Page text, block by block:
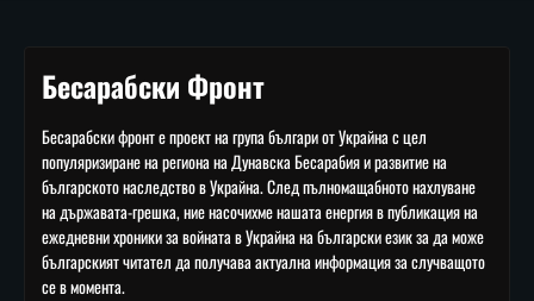
Бесарабски Фронт
Бесарабски фронт е проект на група българи от Украйна с цел
популяризиране на региона на Дунавска Бесарабия и развитие на
българското наследство в Украйна. След пълномащабното нахлуване
на държавата-грешка, ние насочихме нашата енергия в публикация на
ежедневни хроники за войната в Украйна на български език за да може
българският читател да получава актуална информация за случващото
се в момента.